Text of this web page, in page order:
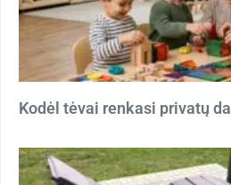
Kodėl tėvai renkasi privatų